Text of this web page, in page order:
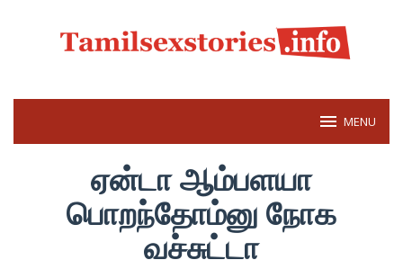
MENU
ஏன்டா ஆம்பளயா
பொறந்தோம்னு நோக
வச்சுட்டா